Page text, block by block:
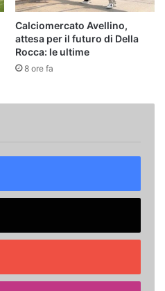
Calciomercato Avellino,
attesa per il futuro di Della
Rocca: le ultime
8 ore fa